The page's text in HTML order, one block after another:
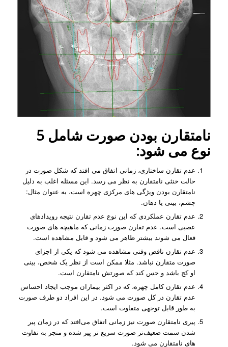
نامتقارن بودن صورت شامل 5
نوع می شود:
عدم تقارن ساختاری، زمانی اتفاق می افتد که شکل صورت در
حالت خنثی نامتقارن به نظر می رسد. این مسئله اغلب به دلیل
نامتقارن بودن ویژگی های مرکزی چهره است، به عنوان مثال:
چشم، بینی یا دهان.
عدم تقارن عملکردی که این نوع عدم تقارن نتیجه رویدادهای
عصبی است. عدم تقارن صورت زمانی که ماهیچه های صورت
فعال می شوند بیشتر ظاهر می شود و قابل مشاهده است.
عدم تقارن ناقص وقتی مشاهده می شود که یکی از اجزای
صورت متقارن نباشد. مثلا ممکن است از نظر یک شخص، بینی
او کج باشد و حس کند که صورتش نامتقارن است.
عدم تقارن کامل چهره، که در اکثر بیماران موجب ایجاد احساس
عدم تقارن در کل صورت می شود. در این افراد دو طرف صورت
به طور قابل توجهی متفاوت است.
پیری نامتقارن صورت نیز زمانی اتفاق می‌افتد که در زمان پیر
شدن سمت ضعیف‌تر صورت سریع ‌تر پیر شده و منجر به تفاوت
‌های نامتقارن می‌ شود.